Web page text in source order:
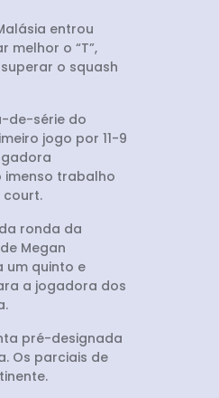
entrou
melhor o “T”,
o squash
de-série do
jogo por 11-9
imenso trabalho
court.
ronda da
Megan
um quinto e
a jogadora dos
pré-designada
Os parciais de